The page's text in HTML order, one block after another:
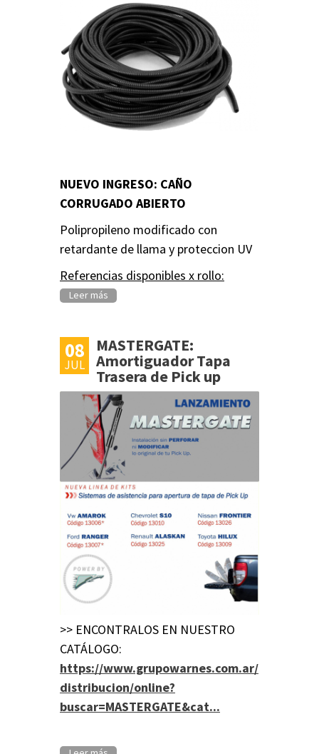
NUEVO INGRESO: CAÑO
CORRUGADO ABIERTO
Polipropileno modificado con
retardante de llama y proteccion UV
Referencias disponibles x rollo:
Leer más
08
JUL
MASTERGATE:
Amortiguador Tapa
Trasera de Pick up
>> ENCONTRALOS EN NUESTRO
CATÁLOGO:
https://www.grupowarnes.com.ar/
distribucion/online?
buscar=MASTERGATE&cat...